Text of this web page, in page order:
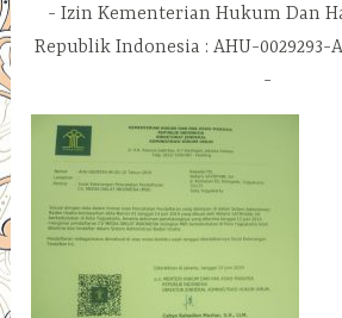
Izin Kementerian Hukum Dan
Republik Indonesia : AHU-0029293-